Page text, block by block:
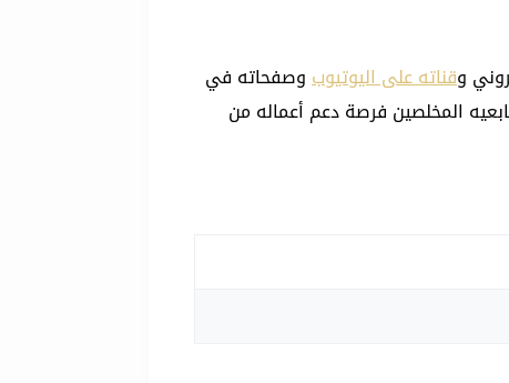
وقناته على اليوتيوبوصفحاته في
المخلصين فرصة دعم أعماله من